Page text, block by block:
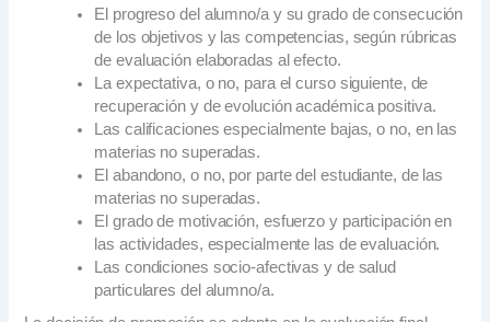
El progreso del alumno/a y su grado de consecución
de los objetivos y las competencias, según rúbricas
de evaluación elaboradas al efecto.
La expectativa, o no, para el curso siguiente, de
recuperación y de evolución académica positiva.
Las calificaciones especialmente bajas, o no, en las
materias no superadas.
El abandono, o no, por parte del estudiante, de las
materias no superadas.
El grado de motivación, esfuerzo y participación en
las actividades, especialmente las de evaluación.
Las condiciones socio-afectivas y de salud
particulares del alumno/a.